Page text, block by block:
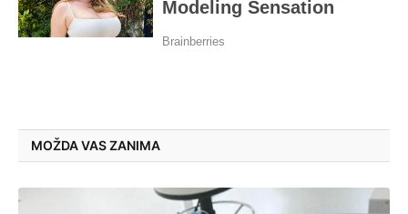
MOŽDA VAS ZANIMA